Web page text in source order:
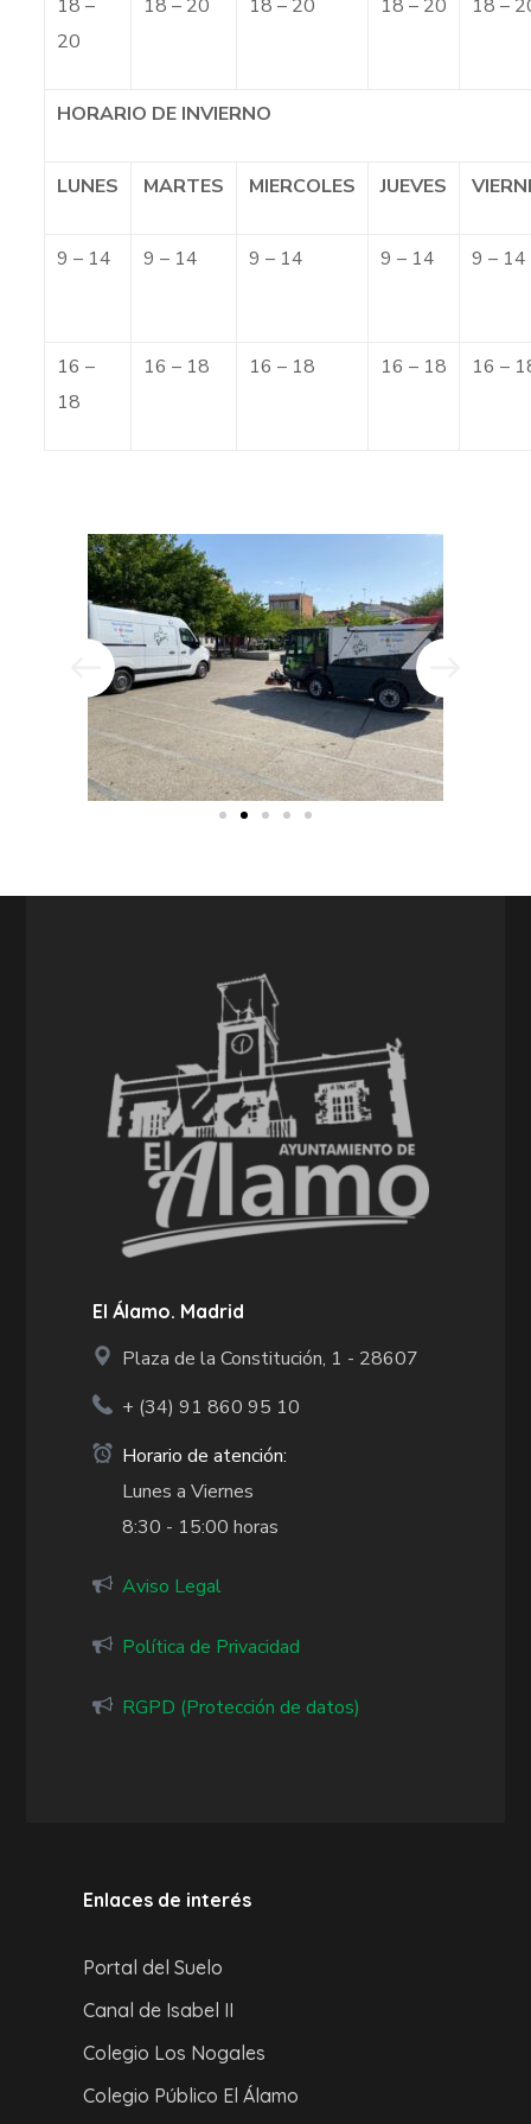
18 –
20
18 – 20 18 – 20 18 – 20 18 –
HORARIO DE INVIERNO
LUNES MARTES MIERCOLES JUEVES
9 – 14 9 – 14 9 – 14 9 – 14 9 – 14
16 –
18
16 – 18 16 – 18 16 – 18 16 –
El Álamo. Madrid
Plaza de la Constitución, 1 - 28607
+ (34)91 860 95 10
Horario de atención:
Lunes a Viernes
8:30 - 15:00 horas
Aviso Legal
Política de Privacidad
RGPD (Protección de datos)
Enlaces de interés
Portal del Suelo
Canal de Isabel II
Colegio Los Nogales
Colegio Público El Álamo